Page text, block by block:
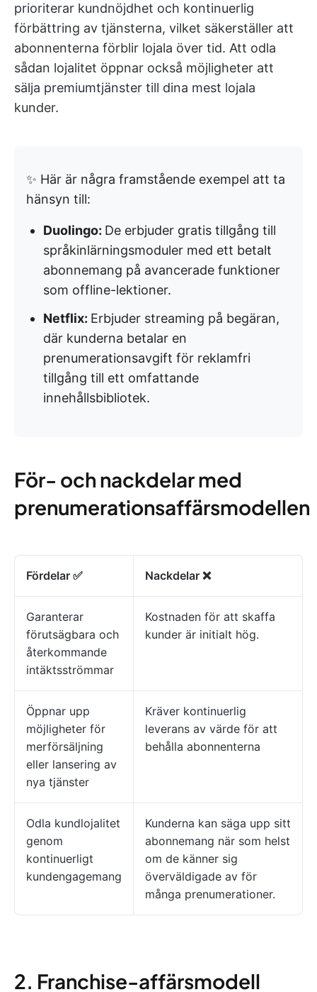
prioriterar kundnöjdhet och kontinuerlig
förbättring av tjänsterna, vilket säkerställer att
abonnenterna förblir lojala över tid. Att odla
sådan lojalitet öppnar också möjligheter att
sälja premiumtjänster till dina mest lojala
kunder.
✨ Här är några framstående exempel att ta
hänsyn till:
Duolingo: De erbjuder gratis tillgång till
språkinlärningsmoduler med ett betalt
abonnemang på avancerade funktioner
som offline-lektioner.
Netflix: Erbjuder streaming på begäran,
där kunderna betalar en
prenumerationsavgift för reklamfri
tillgång till ett omfattande
innehållsbibliotek.
För- och nackdelar med
prenumerationsaffärsmodellen
Fördelar ✅ Nackdelar ❌
Garanterar
förutsägbara och
återkommande
intäktsströmmar
Kostnaden för att skaffa
kunder är initialt hög.
Öppnar upp
möjligheter för
merförsäljning
eller lansering av
nya tjänster
Kräver kontinuerlig
leverans av värde för att
behålla abonnenterna
Odla kundlojalitet
genom
kontinuerligt
kundengagemang
Kunderna kan säga upp sitt
abonnemang när som helst
om de känner sig
överväldigade av för
många prenumerationer.
2. Franchise-affärsmodell